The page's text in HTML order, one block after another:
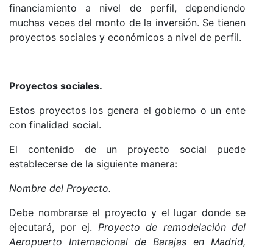
financiamiento a nivel de perfil, dependiendo
muchas veces del monto de la inversión. Se tienen
proyectos sociales y económicos a nivel de perfil.
Proyectos sociales.
Estos proyectos los genera el gobierno o un ente
con finalidad social.
El contenido de un proyecto social puede
establecerse de la siguiente manera:
Nombre del Proyecto.
Debe nombrarse el proyecto y el lugar donde se
ejecutará, por ej. Proyecto de remodelación del
Aeropuerto Internacional de Barajas en Madrid,